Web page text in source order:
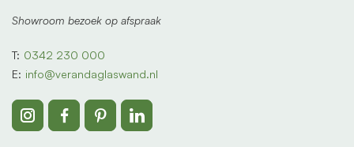
Showroom bezoek op afspraak
T: 0342 230 000
E: info@verandaglaswand.nl